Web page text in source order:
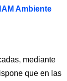
Ambiente
mediante
que en las